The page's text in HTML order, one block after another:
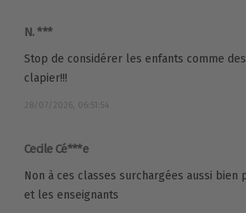
N. ***
Stop de considérer les enfants comme
clapier!!!
28/07/2026, 06:51:54
Cecile Cé***e
Non à ces classes surchargées aussi bien
et les enseignants